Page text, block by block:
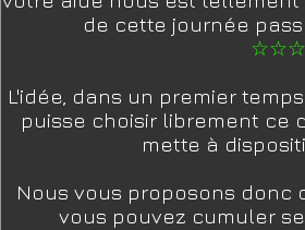
de cette journée
☆☆☆
L'idée, dans un premier
puisse choisir librement ce
mette à
Nous vous proposons donc
vous pouvez cumuler